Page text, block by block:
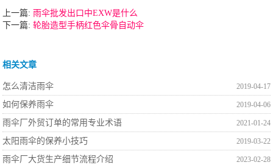
上一篇: 雨伞批发出口中EXW是什么
下一篇: 轮胎造型手柄红色伞骨自动伞
相关文章
怎么清洁雨伞 2019-04-17
如何保养雨伞 2019-04-06
雨伞厂外贸订单的常用专业术语 2021-01-24
太阳雨伞的保养小技巧 2019-03-22
雨伞厂大货生产细节流程介绍 2023-02-28